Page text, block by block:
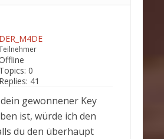
DER_M4DE
Topics: 0
Replies: 41
gewonnener Key
ist, würde ich den
du den überhaupt